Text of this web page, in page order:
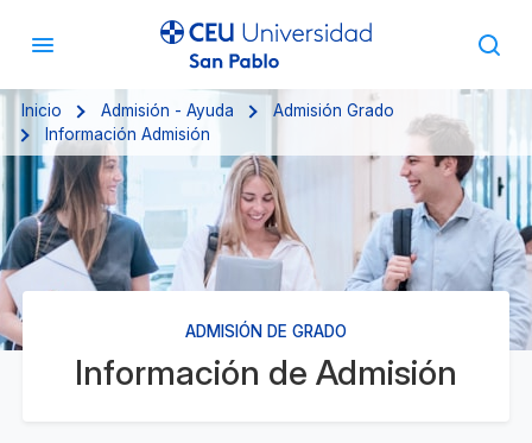
Inicio Admisión - Ayuda
Admisión Grado
Información Admisión
ADMISIÓN DE GRADO
Información de Admisión